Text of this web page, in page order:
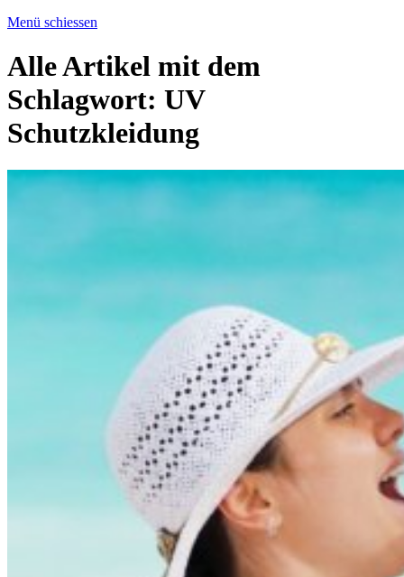
Menü schiessen
Alle Artikel mit dem
Schlagwort: UV
Schutzkleidung